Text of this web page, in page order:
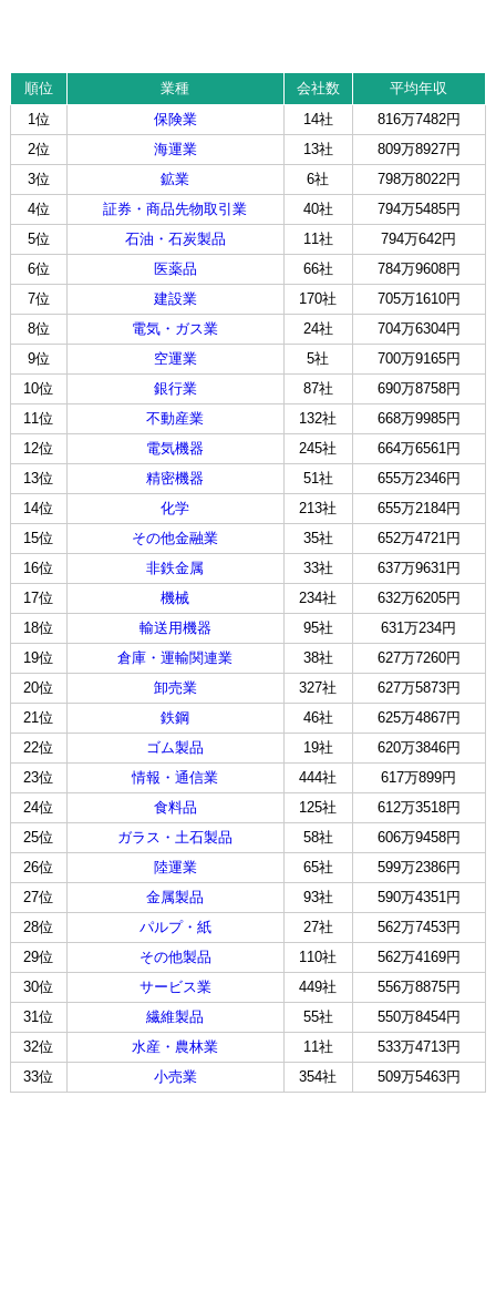
順位 業種 会社数
平均年収
1位
保険業 14社
816万7482円
2位
海運業 13社
809万8927円
3位
鉱業 6社
798万8022円
4位
証券・商品先物取引業 40社
794万5485円
5位
石油・石炭製品 11社
794万642円
6位
医薬品 66社
784万9608円
7位
建設業 170社
705万1610円
8位
電気・ガス業 24社
704万6304円
9位
空運業 5社
700万9165円
10位
銀行業 87社
690万8758円
11位
不動産業 132社
668万9985円
12位
電気機器 245社
664万6561円
13位
精密機器 51社
655万2346円
14位
化学 213社
655万2184円
15位
その他金融業 35社
652万4721円
16位
非鉄金属 33社
637万9631円
17位
機械 234社
632万6205円
18位
輸送用機器 95社
631万234円
19位
倉庫・運輸関連業 38社
627万7260円
20位
卸売業 327社
627万5873円
21位
鉄鋼 46社
625万4867円
22位
ゴム製品 19社
620万3846円
23位
情報・通信業 444社
617万899円
24位
食料品 125社
612万3518円
25位
ガラス・土石製品 58社
606万9458円
26位
陸運業 65社
599万2386円
27位
金属製品 93社
590万4351円
28位
パルプ・紙 27社
562万7453円
29位
その他製品 110社
562万4169円
30位
サービス業 449社
556万8875円
31位
繊維製品 55社
550万8454円
32位
水産・農林業 11社
533万4713円
33位
小売業 354社 509万5463円